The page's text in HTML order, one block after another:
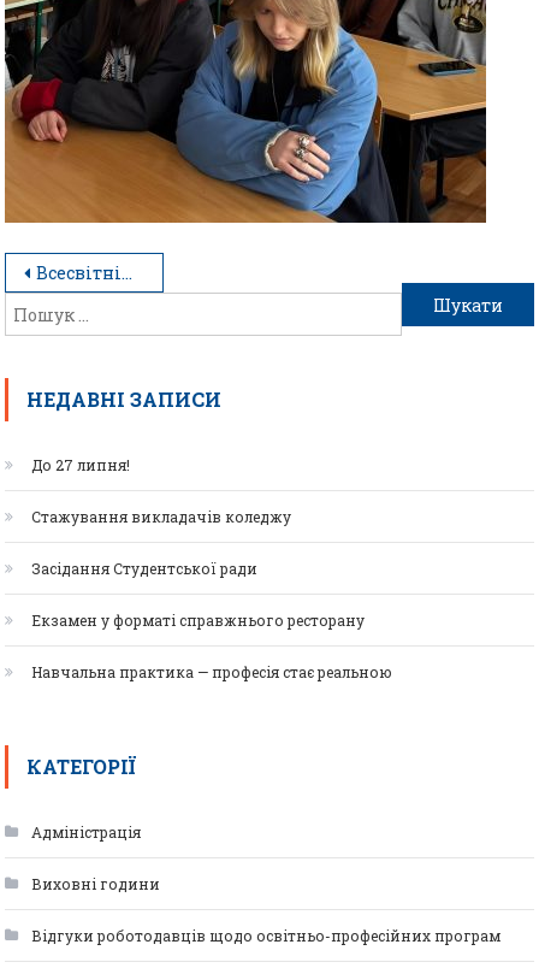
Всесвітній день поезії
НЕДАВНІ ЗАПИСИ
До 27 липня!
Стажування викладачів коледжу
Засідання Студентської ради
Екзамен у форматі справжнього ресторану
Навчальна практика — професія стає реальною
КАТЕГОРІЇ
Адміністрація
Виховні години
Відгуки роботодавців щодо освітньо-професійних програм